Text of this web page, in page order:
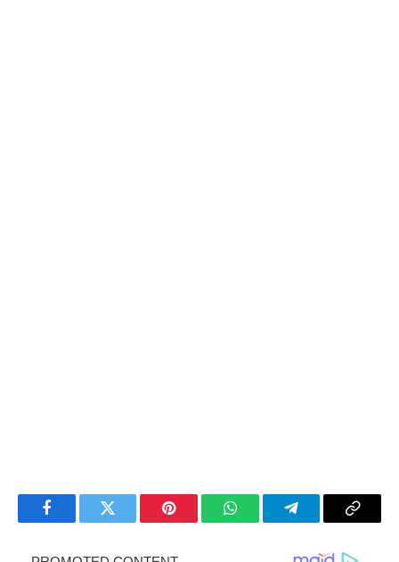
FacebookTwitter Pinterest WhatsAppTelegramCopy